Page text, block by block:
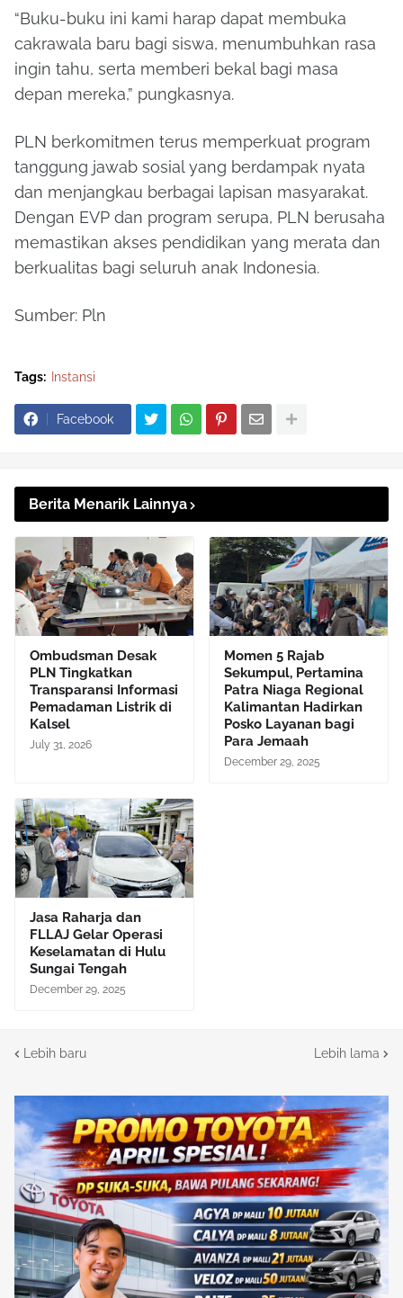
“Buku-buku ini kami harap dapat membuka
cakrawala baru bagi siswa, menumbuhkan rasa
ingin tahu, serta memberi bekal bagi masa
depan mereka,” pungkasnya.
PLN berkomitmen terus memperkuat program
tanggung jawab sosial yang berdampak nyata
dan menjangkau berbagai lapisan masyarakat.
Dengan EVP dan program serupa, PLN berusaha
memastikan akses pendidikan yang merata dan
berkualitas bagi seluruh anak Indonesia.
Sumber: Pln
Tags: Instansi
Facebook
Berita Menarik Lainnya
Ombudsman Desak
PLN Tingkatkan
Transparansi Informasi
Pemadaman Listrik di
Kalsel
July 31, 2026
Momen 5 Rajab
Sekumpul, Pertamina
Patra Niaga Regional
Kalimantan Hadirkan
Posko Layanan bagi
Para Jemaah
December 29, 2025
Jasa Raharja dan
FLLAJ Gelar Operasi
Keselamatan di Hulu
Sungai Tengah
December 29, 2025
Lebih baru Lebih lama